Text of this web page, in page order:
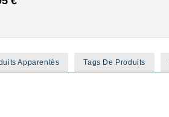
Apparentés Tags De Produits